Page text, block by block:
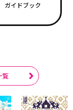
ガイドブック
覧